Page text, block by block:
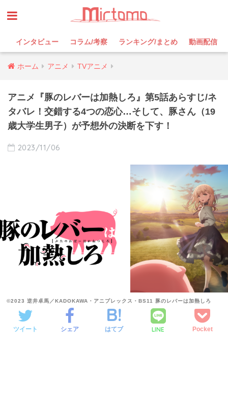
インタビュー コラム/考察 ランキング/まとめ 動画配信
ホーム アニメ TVアニメ
アニメ『豚のレバーは加熱しろ』第5話あらすじ/ネ
タバレ！交錯する4つの恋心…そして、豚さん（19
歳大学生男子）が予想外の決断を下す！
2023/11/06
©2023 逆井卓馬／KADOKAWA・アニプレックス・BS11 豚のレバーは加熱しろ
ツイート シェア はてブ LINE Pocket